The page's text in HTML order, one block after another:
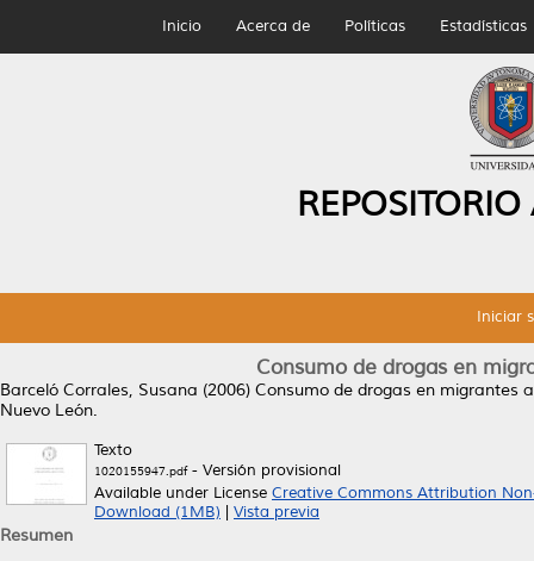
Inicio Acerca de Políticas Estadísticas
Iniciar
Consumo de drogas en
Barceló Corrales, Susana (2006) Consumo de drogas en migrantes
Nuevo León.
Texto
1020155947.pdf- Versión provisional
Available under License Creative Commons Attribution
Download (1MB)
Vista previa
Resumen